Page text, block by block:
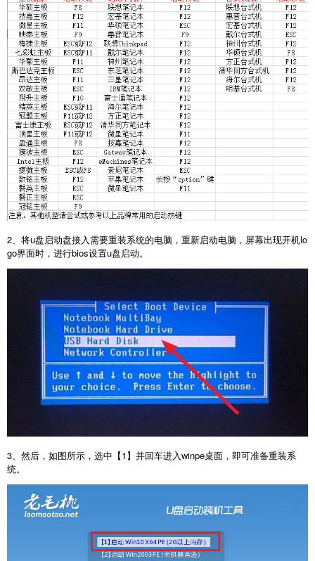
2、将u盘启动盘接入需要重装系统的电脑，重新启动电脑，屏幕出现开机lo
go界面时，进行bios设置u盘启动。
3、然后，如图所示，选中【1】并回车进入winpe桌面，即可准备重装系
统。